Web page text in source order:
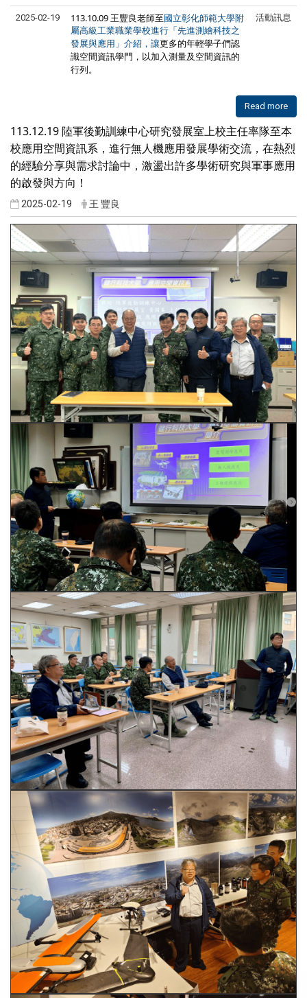
2025-02-19 113.10.09 王豐良老師至 國立彰化師範大學附
屬高級工業職業學校進行 「先進測繪科技之
發展與應用」介紹，讓更多的年輕學子們認
識空間資訊學門，以加入測量及空間資訊的
行列。
活動訊息
Read more
113.12.19 陸軍後勤訓練中心研究發展室上校主任率隊至本
校應用空間資訊系，進行無人機應用發展學術交流，在熱烈
的經驗分享與需求討論中，激盪出許多學術研究與軍事應用
的啟發與方向！
2025-02-19 王 豐良